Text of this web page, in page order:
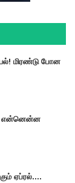
மிரண்டு போன
என்னென்ன
ஏப்ரல்....